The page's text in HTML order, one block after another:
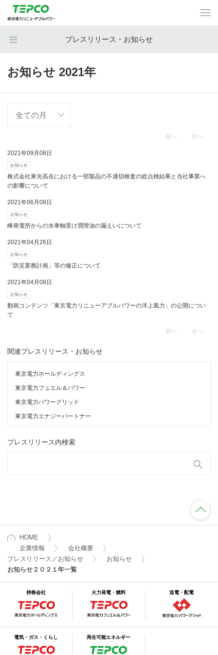
プレスリリース・お知らせ
お知らせ 2021年
前へ 次へ
2021年09月08日
お知らせ
株式会社東光高岳における一部製品の不適切検査の総点検結果と当社事業へ
の影響について
2021年06月08日
お知らせ
峰発電所からの水車軸受け潤滑油の漏えいについて
2021年04月26日
お知らせ
「防災業務計画」等の修正について
2021年04月08日
お知らせ
動画コンテンツ「東京電力リニューアブルパワーの洋上風力」の公開につい
て
前へ 次へ
関連プレスリリース・お知らせ
東京電力ホールディングス
東京電力フュエル＆パワー
東京電力パワーグリッド
東京電力エナジーパートナー
プレスリリース内検索
HOME
企業情報
会社概要
プレスリリース／お知らせ
お知らせ
お知らせ２０２１年一覧
持株会社 火力発電・燃料 送電・配電
電気・ガス・くらし 再生可能エネルギー